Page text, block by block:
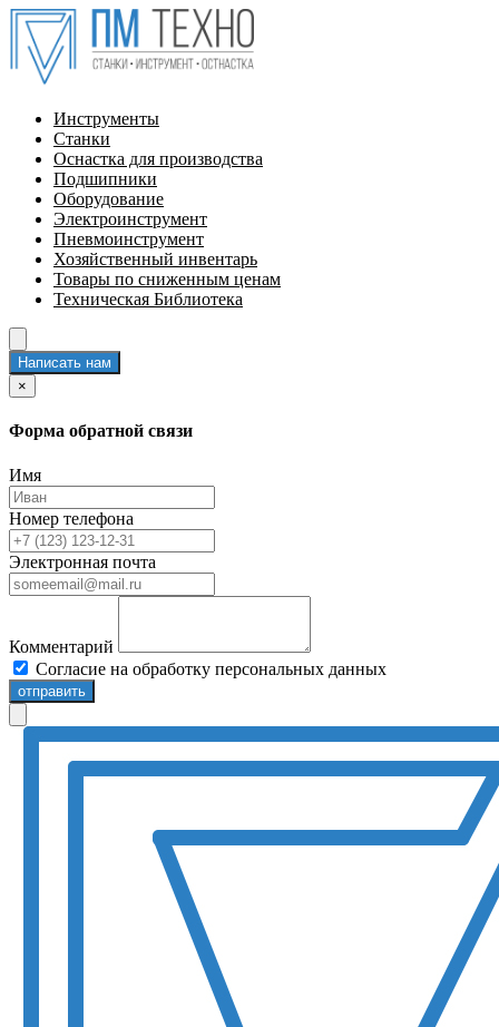
Инструменты
Станки
Оснастка для производства
Подшипники
Оборудование
Электроинструмент
Пневмоинструмент
Хозяйственный инвентарь
Товары по сниженным ценам
Техническая Библиотека
Написать нам
×
Форма обратной связи
Имя
Номер телефона
Электронная почта
Комментарий
Согласие на обработку персональных данных
отправить